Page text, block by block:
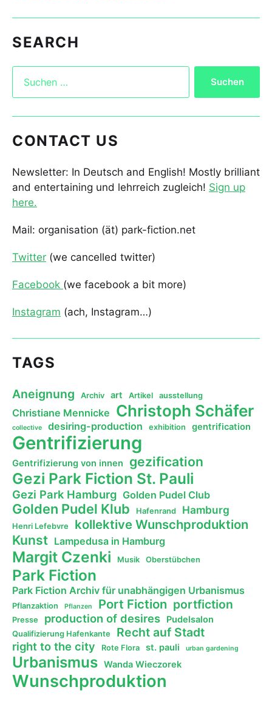
SEARCH
CONTACT US
Newsletter: In Deutsch and English! Mostly brilliant
and entertaining und lehrreich zugleich! Sign up
here.
Mail: organisation (ät) park-fiction.net
Twitter (we cancelled twitter)
Facebook (we facebook a bit more)
Instagram (ach, Instagram…)
TAGS
Aneignung Archiv art Artikel ausstellung
Christiane Mennicke Christoph Schäfer
collective desiring-production exhibition gentrification
Gentrifizierung
Gentrifizierung von innen gezification
Gezi Park Fiction St. Pauli
Gezi Park Hamburg Golden Pudel Club
Golden Pudel Klub Hafenrand Hamburg
Henri Lefebvre kollektive Wunschproduktion
Kunst Lampedusa in Hamburg
Margit Czenki Musik Oberstübchen
Park Fiction
Park Fiction Archiv für unabhängigen Urbanismus
Pflanzaktion Pflanzen Port Fiction portfiction
Presse production of desires Pudelsalon
Qualifizierung Hafenkante Recht auf Stadt
right to the city Rote Flora st. pauli urban gardening
Urbanismus Wanda Wieczorek
Wunschproduktion